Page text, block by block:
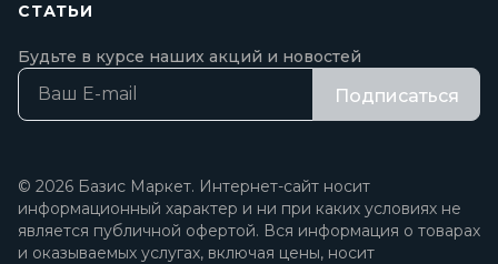
СТАТЬИ
Будьте в курсе наших акций и новостей
Подписаться
© 2026 Базис Маркет. Интернет-сайт носит
информационный характер и ни при каких условиях не
является публичной офертой. Вся информация о товарах
и оказываемых услугах, включая цены, носит